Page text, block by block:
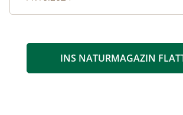
INS NATURMAGAZIN